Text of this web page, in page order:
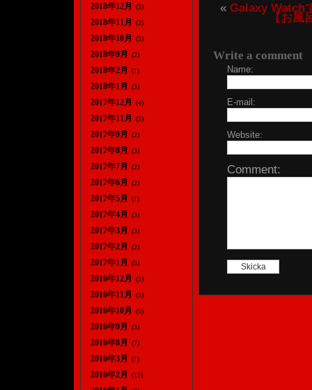
« Galaxy Watch
【お
Write a comment
Name:
E-mail:
Website:
Comment:
2018年12月 (3)
2018年11月 (2)
2018年10月 (3)
2018年9月 (2)
2018年2月 (1)
2018年1月 (3)
2017年12月 (4)
2017年11月 (3)
2017年9月 (2)
2017年8月 (3)
2017年7月 (2)
2017年6月 (2)
2017年5月 (1)
2017年4月 (3)
2017年3月 (3)
2017年2月 (2)
2017年1月 (5)
2016年12月 (3)
2016年11月 (3)
2016年10月 (5)
2016年9月 (3)
2016年8月 (7)
2016年3月 (1)
2016年2月 (12)